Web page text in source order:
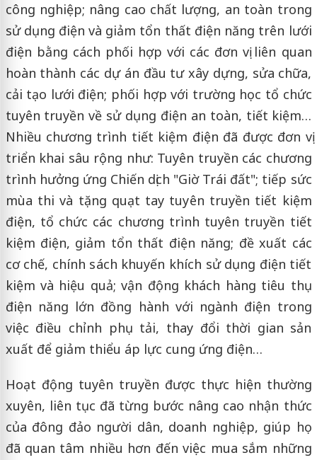
công nghiệp; nâng cao chất lượng, an toàn trong
sử dụng điện và giảm tổn thất điện năng trên lưới
điện bằng cách phối hợp với các đơn vị liên quan
hoàn thành các dự án đầu tư xây dựng, sửa chữa,
cải tạo lưới điện; phối hợp với trường học tổ chức
tuyên truyền về sử dụng điện an toàn, tiết kiệm…
Nhiều chương trình tiết kiệm điện đã được đơn vị
triển khai sâu rộng như: Tuyên truyền các chương
trình hưởng ứng Chiến dịch "Giờ Trái đất"; tiếp sức
mùa thi và tặng quạt tay tuyên truyền tiết kiệm
điện, tổ chức các chương trình tuyên truyền tiết
kiệm điện, giảm tổn thất điện năng; đề xuất các
cơ chế, chính sách khuyến khích sử dụng điện tiết
kiệm và hiệu quả; vận động khách hàng tiêu thụ
điện năng lớn đồng hành với ngành điện trong
việc điều chỉnh phụ tải, thay đổi thời gian sản
xuất để giảm thiểu áp lực cung ứng điện…
Hoạt động tuyên truyền được thực hiện thường
xuyên, liên tục đã từng bước nâng cao nhận thức
của đông đảo người dân, doanh nghiệp, giúp họ
đã quan tâm nhiều hơn đến việc mua sắm những